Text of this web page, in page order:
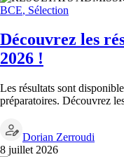
BCE, Sélection
Découvrez les
2026 !
Les résultats sont
préparatoires. Découvrez
Dorian Zerroudi
8 juillet 2026